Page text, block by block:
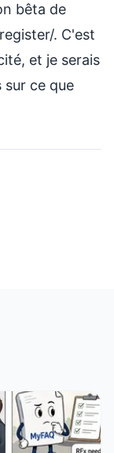
bêta de
. C'est
et je serais
ce que